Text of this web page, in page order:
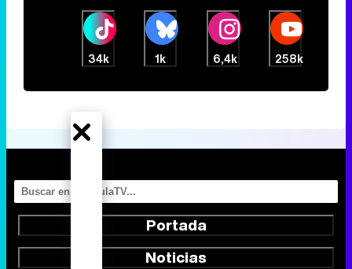
34k 1k 6,4k 258k
Portada
Noticias